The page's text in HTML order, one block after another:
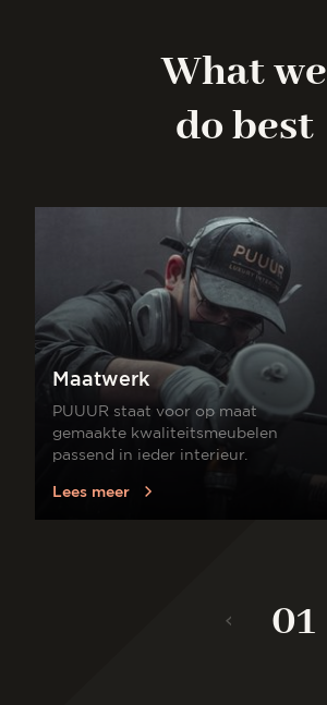
What we
do best
01
Maatwerk
PUUUR staat voor op maat
gemaakte kwaliteitsmeubelen
passend in ieder interieur.
Lees meer